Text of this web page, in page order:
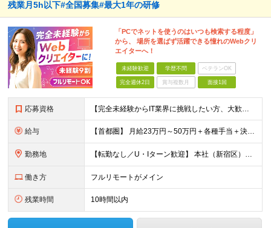
残業月5h以下#全国募集#最大1年の研修
「PCでネットを使うのはいつも検索する程度」
から、 場所を選ばず活躍できる憧れのWebクリ
エイターへ！
未経験歓迎 学歴不問 ベテランOK
完全週休2日 賞与複数月 面接1回
応募資格 【完全未経験からIT業界に挑戦したい方、大歓迎！】 ●応募年齢制限：34歳まで（若年層の長期キャリア形成を図るため） ★学歴不問・転職回数不問 ★第二新卒・社会人デビューOK 【こんな方を求めていま
給与 【首都圏】 月給23万円～50万円＋各種手当＋決算賞与 【大阪】 月給22万円～50万円＋各種手当＋決算賞与 【愛知】 月給21.5万円～50万円＋各種手当＋決算賞与 【福岡・宮城】 月給20万
勤務地 【転勤なし／U・Iターン歓迎】 本社（新宿区）、大阪支店、名古屋支店または東京都・神奈川県・千葉県・埼玉県・愛知県・大阪府・福岡県をはじめ、全国のプロジェクト先 ※ご希望を最大限考慮して配属先を決定
働き方 フルリモートがメイン
残業時間 10時間以内